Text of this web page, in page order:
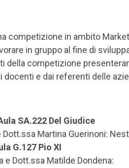
competizione in ambito
in gruppo al fine di
della competizione
e dai referenti delle
SA.222 Del Giudice
Martina Guerinoni:
G.127 Pio XI
e Dott.ssa Matilde Dondena: